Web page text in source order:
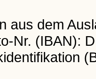
aus dem
Nr. (IBAN):